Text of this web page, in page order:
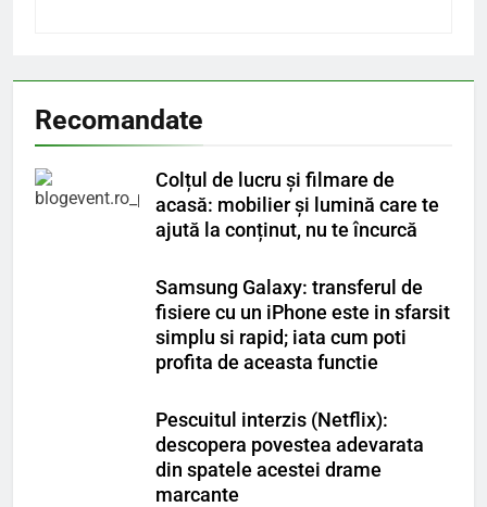
Recomandate
Colțul de lucru și filmare de
acasă: mobilier și lumină care te
ajută la conținut, nu te încurcă
Samsung Galaxy: transferul de
fisiere cu un iPhone este in sfarsit
simplu si rapid; iata cum poti
profita de aceasta functie
Pescuitul interzis (Netflix):
descopera povestea adevarata
din spatele acestei drame
marcante